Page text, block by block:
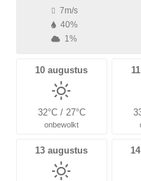
7m/s
40%
1%
10 augustus
32°C / 27°C
onbewolkt
13 augustus